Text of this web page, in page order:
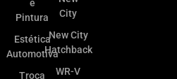
e
Pintura
Estética
Automotiva
Troca
City
New City
Hatchback
WR-V